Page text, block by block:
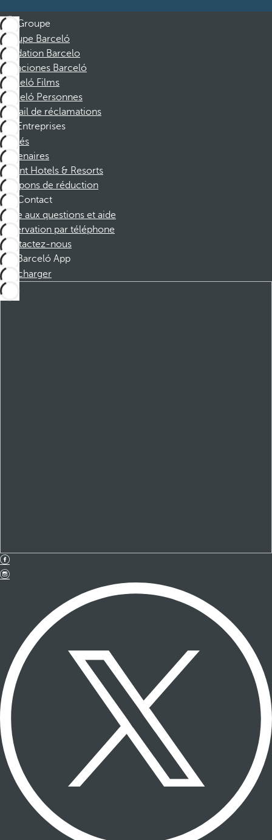
Groupe
Groupe Barceló
Fondation Barcelo
Vacaciones Barceló
Barceló Films
Barceló Personnes
Portail de réclamations
Entreprises
Affiliés
Partenaires
Dorint Hotels & Resorts
Coupons de réduction
Contact
Foire aux questions et aide
Réservation par téléphone
Contactez-nous
Barceló App
Télécharger